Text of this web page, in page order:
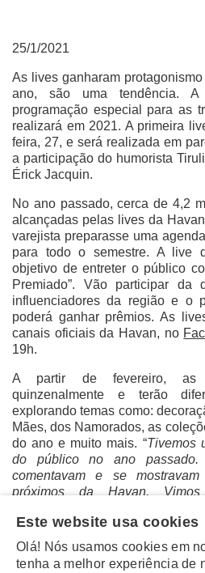
25/1/2021
As lives ganharam
ano, são uma tendência. A
programação especial para as
realizará em 2021. A primeira
feira, 27, e será realizada em
a participação do humorista
Érick Jacquin.
No ano passado, cerca de 4,2
alcançadas pelas lives da
varejista preparasse uma
para todo o semestre. A live
objetivo de entreter o público
Premiado”. Vão participar da
influenciadores da região e o
poderá ganhar prêmios. As
canais oficiais da Havan, no
19h.
A partir de fevereiro, as
quinzenalmente e terão
explorando temas como:
Mães, dos Namorados, as
do ano e muito mais. “Tivemos
do público no ano passado.
comentavam e se
próximos da Havan.
oportunidade de manter esse
temos certeza que teremos
dono da Havan, Luciano Hang.
Este website usa cookies
Olá! Nós usamos cookies em
tenha a melhor experiência de